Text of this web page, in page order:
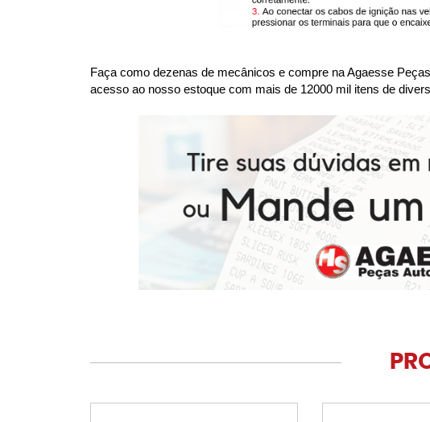
Faça como dezenas de mecânicos e compre na Agaesse
acesso ao nosso estoque com mais de 12000 mil itens de